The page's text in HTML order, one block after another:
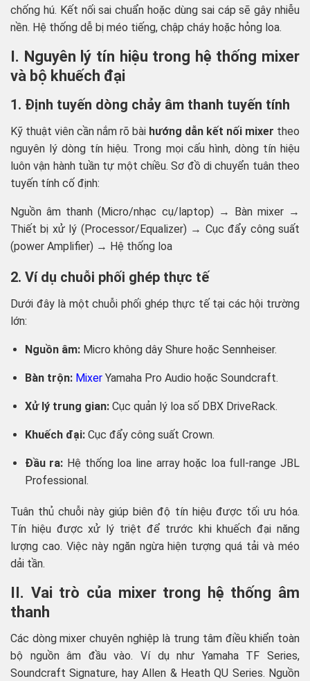
chống hú. Kết nối sai chuẩn hoặc dùng sai cáp sẽ gây nhiễu
nền. Hệ thống dễ bị méo tiếng, chập cháy hoặc hỏng loa.
I. Nguyên lý tín hiệu trong hệ thống mixer
và bộ khuếch đại
1. Định tuyến dòng chảy âm thanh tuyến tính
Kỹ thuật viên cần nắm rõ bài hướng dẫn kết nối mixer theo
nguyên lý dòng tín hiệu. Trong mọi cấu hình, dòng tín hiệu
luôn vận hành tuần tự một chiều. Sơ đồ di chuyển tuân theo
tuyến tính cố định:
Nguồn âm thanh (Micro/nhạc cụ/laptop) → Bàn mixer →
Thiết bị xử lý (Processor/Equalizer) → Cục đẩy công suất
(power Amplifier) → Hệ thống loa
2. Ví dụ chuỗi phối ghép thực tế
Dưới đây là một chuỗi phối ghép thực tế tại các hội trường
lớn:
Nguồn âm:Micro không dây Shure hoặc Sennheiser.
Bàn trộn: MixerYamaha Pro Audio hoặc Soundcraft.
Xử lý trung gian:Cục quản lý loa số DBX DriveRack.
Khuếch đại:Cục đẩy công suất Crown.
Đầu ra: Hệ thống loa line array hoặc loa full-range JBL
Professional.
Tuân thủ chuỗi này giúp biên độ tín hiệu được tối ưu hóa.
Tín hiệu được xử lý triệt để trước khi khuếch đại năng
lượng cao. Việc này ngăn ngừa hiện tượng quá tải và méo
dải tần.
II. Vai trò của mixer trong hệ thống âm
thanh
Các dòng mixer chuyên nghiệp là trung tâm điều khiển toàn
bộ nguồn âm đầu vào. Ví dụ như Yamaha TF Series,
Soundcraft Signature, hay Allen & Heath QU Series. Nguồn